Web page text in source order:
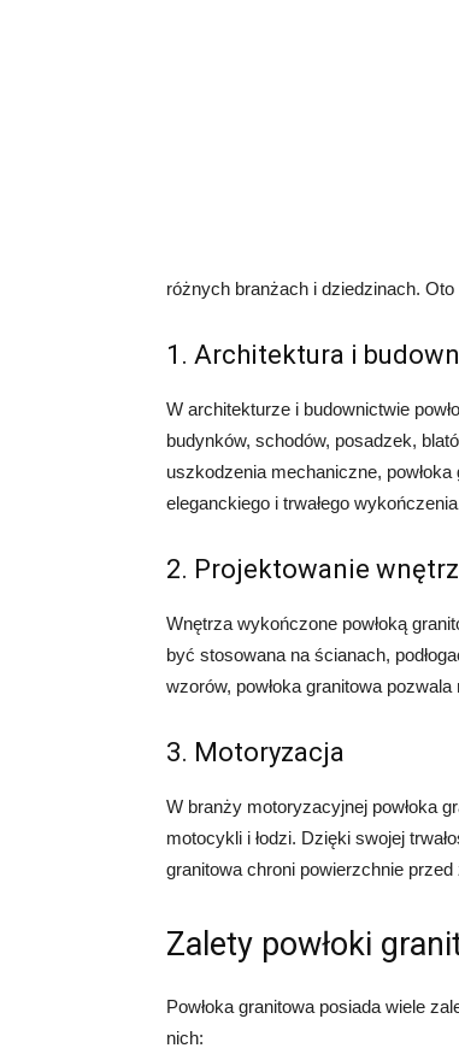
różnych branżach i dziedzinach. Oto
1. Architektura i
W architekturze i budownictwie
budynków, schodów, posadzek,
uszkodzenia mechaniczne,
eleganckiego i trwałego
2. Projektowanie wnętrz
Wnętrza wykończone powłoką
być stosowana na ścianach,
wzorów, powłoka granitowa
3. Motoryzacja
W branży motoryzacyjnej powłoka
motocykli i łodzi. Dzięki swojej
granitowa chroni powierzchnie
Zalety powłoki
Powłoka granitowa posiada wiele
nich: